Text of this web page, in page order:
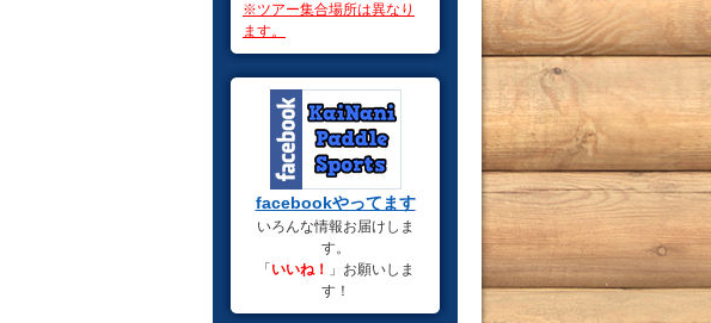
※ツアー集合場所は異なり
ます。
facebookやってます
いろんな情報お届けしま
す。
「 いいね！
」お願いしま
す！